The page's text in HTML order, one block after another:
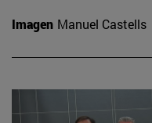
Imagen Manuel Castells